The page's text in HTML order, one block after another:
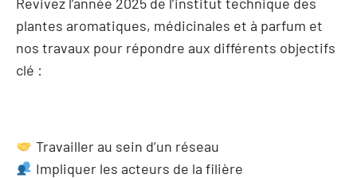
plantes aromatiques, médicinales et à parfum et
nos travaux pour répondre aux différents objectifs
clé :
Travailler au sein d’un réseau
Impliquer les acteurs de la filière